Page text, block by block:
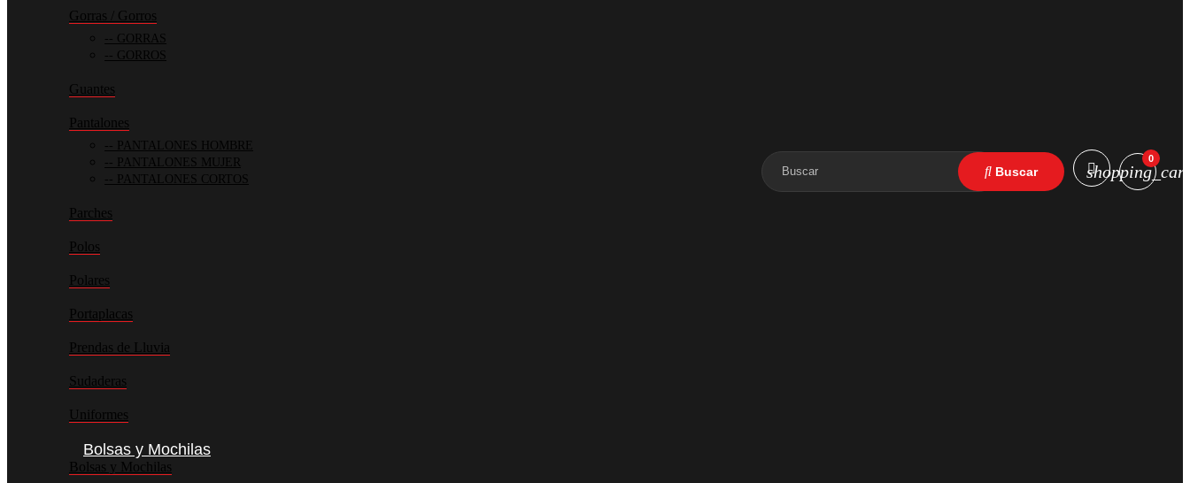
Gorras / Gorros
GORRAS
GORROS
Guantes
Pantalones
PANTALONES HOMBRE
PANTALONES MUJER
PANTALONES CORTOS
Parches
Polos
Polares
Portaplacas
Prendas de Lluvia
Sudaderas
Uniformes
Bolsas y Mochilas
Bolsas y Mochilas
shopping_cart
0